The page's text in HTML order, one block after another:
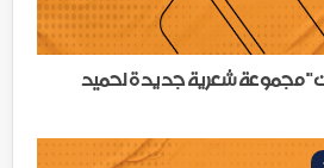
مجموعة شعرية جديدة لحميد